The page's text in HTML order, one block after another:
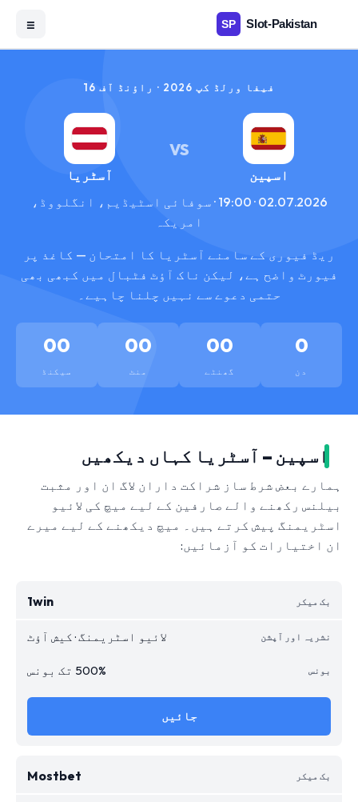
☰
فیفا ورلڈ کپ 2026 · راؤنڈ آف 16
اسپین
VS
آسٹریا
02.07.2026 · 19:00 · سوفائی اسٹیڈیم، انگلووڈ،
امریکہ
ریڈ فیوری کے سامنے آسٹریا کا امتحان — کاغذ پر
فیورٹ واضح ہے، لیکن ناک آؤٹ فٹبال میں کبھی بھی
حتمی دعوے سے نہیں چلنا چاہیے۔
0
دن
00
گھنٹے
00
منٹ
00
سیکنڈ
اسپین – آسٹریا کہاں دیکھیں
ہمارے بعض شرط ساز شراکت داران لاگ ان اور مثبت
بیلنس رکھنے والے صارفین کے لیے میچ کی لائیو
اسٹریمنگ پیش کرتے ہیں۔ میچ دیکھنے کے لیے میرے
ان اختیارات کو آزمائیں:
1win
لائیو اسٹریمنگ · کیش آؤٹ
500% تک بونس
جائیں
Mostbet